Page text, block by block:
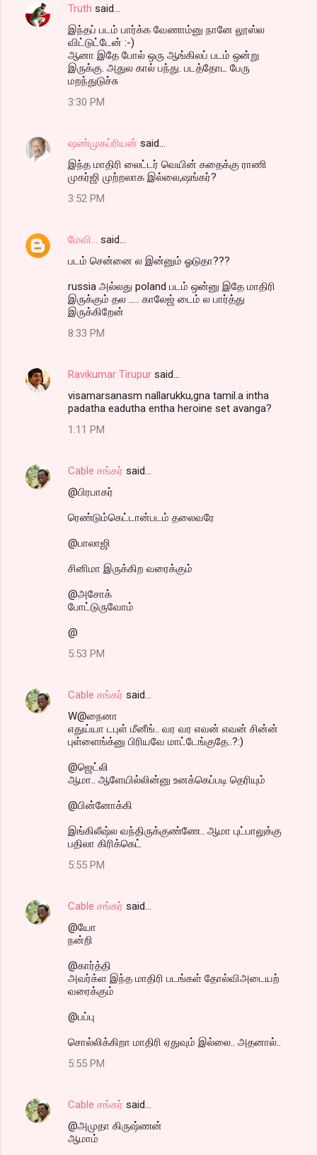
Truth said…
இந்தப் படம் பார்க்க வேணாம்னு நானே லூஸ்ல
விட்டுட்டேன் :-)
ஆனா இதே போல் ஒரு ஆங்கிலப் படம் ஒன்று
இருக்கு. அதுல கால் பந்து. படத்தோட பேரு
மறந்துடுச்சு
3:30 PM
ஷண்முகப்ரியன் said…
இந்த மாதிரி லைட்டர் வெயின் கதைக்கு ராணி
முகர்ஜி முற்றலாக இல்லை,ஷங்கர்?
3:52 PM
மேவி...
said…
படம் சென்னை ல இன்னும் ஓடுதா???
russia அல்லது poland படம் ஒன்னு இதே மாதிரி
இருக்கும் தல ..... காலேஜ் டைம் ல பார்த்து
இருக்கிறேன்
8:33 PM
Ravikumar Tirupur said…
visamarsanasm nallarukku,gna tamil.a intha
padatha eadutha entha heroine set avanga?
1:11 PM
Cable சங்கர் said…
@பிரபாகர்
ரெண்டும்கெட்டான்படம் தலைவரே
@பாலாஜி
சினிமா இருக்கிற வரைக்கும்
@அசோக்
போட்டுருவோம்
@
5:53 PM
Cable சங்கர் said…
W@நைனா
எதுய்யா டபுள் மீனீங்.. வர வர எவன் எவன் சின்ன்
புள்ளைங்க்னு பிரியவே மாட்டேங்குதே..?:)
@ஜெட்லி
ஆமா.. ஆளேயில்லின்னு உனக்கெப்படி தெரியும்
@பின்னோக்கி
இங்கிலீஷ்ல வந்திருக்குண்ணே.. ஆமா புட்பாலுக்கு
பதிலா கிரிக்கெட்
5:55 PM
Cable சங்கர் said…
@யோ
நன்றி
@கார்த்தி
அவர்க்ள இந்த மாதிரி படங்கள் தோல்விஅடையற்
வரைக்கும்
@பப்பு
சொல்லிக்கிறா மாதிரி ஏதுவும் இல்லை.. அதனால்..
5:55 PM
Cable சங்கர் said…
@அமுதா கிருஷ்ணன்
ஆமாம்